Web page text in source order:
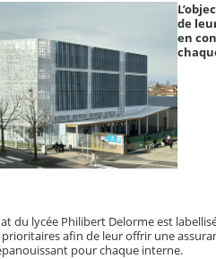
de
en
du lycée Philibert Delorme est
afin de leur offrir une
pour chaque interne.